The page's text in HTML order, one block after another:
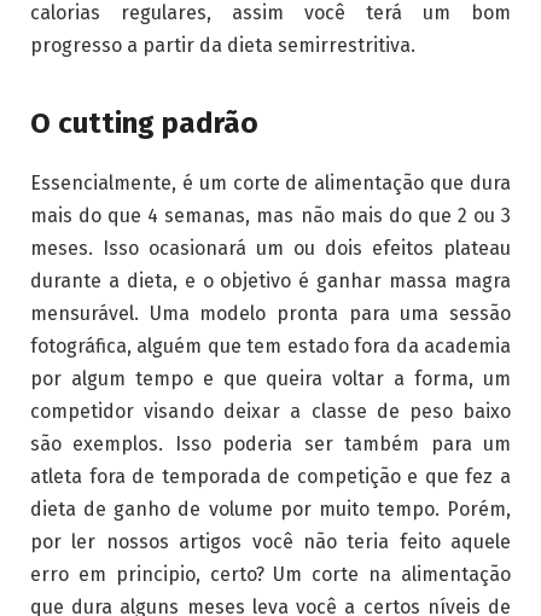
calorias regulares, assim você terá um bom
progresso a partir da dieta semirrestritiva.
O cutting padrão
Essencialmente, é um corte de alimentação que dura
mais do que 4 semanas, mas não mais do que 2 ou 3
meses. Isso ocasionará um ou dois efeitos plateau
durante a dieta, e o objetivo é ganhar massa magra
mensurável. Uma modelo pronta para uma sessão
fotográfica, alguém que tem estado fora da academia
por algum tempo e que queira voltar a forma, um
competidor visando deixar a classe de peso baixo
são exemplos. Isso poderia ser também para um
atleta fora de temporada de competição e que fez a
dieta de ganho de volume por muito tempo. Porém,
por ler nossos artigos você não teria feito aquele
erro em principio, certo? Um corte na alimentação
que dura alguns meses leva você a certos níveis de